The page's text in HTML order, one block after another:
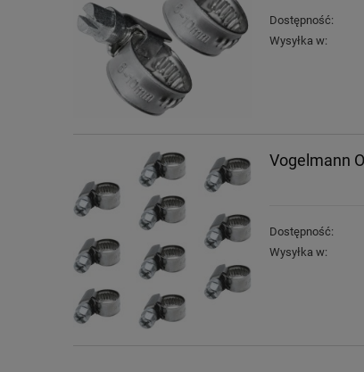
Dostępność:
Wysyłka w:
Vogelmann
Dostępność:
Wysyłka w: